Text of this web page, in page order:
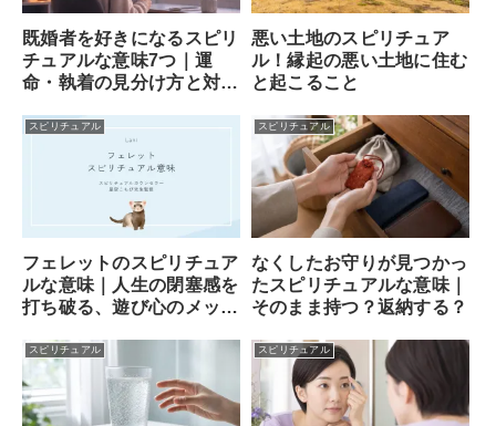
既婚者を好きになるスピリ
チュアルな意味7つ｜運
命・執着の見分け方と対処
悪い土地のスピリチュア
ル！縁起の悪い土地に住む
と起こること
スピリチュアル
フェレットのスピリチュア
ルな意味｜人生の閉塞感を
打ち破る、遊び心のメッセ
スピリチュアル
なくしたお守りが見つかっ
たスピリチュアルな意味｜
そのまま持つ？返納する？
スピリチュアル スピリチュアル